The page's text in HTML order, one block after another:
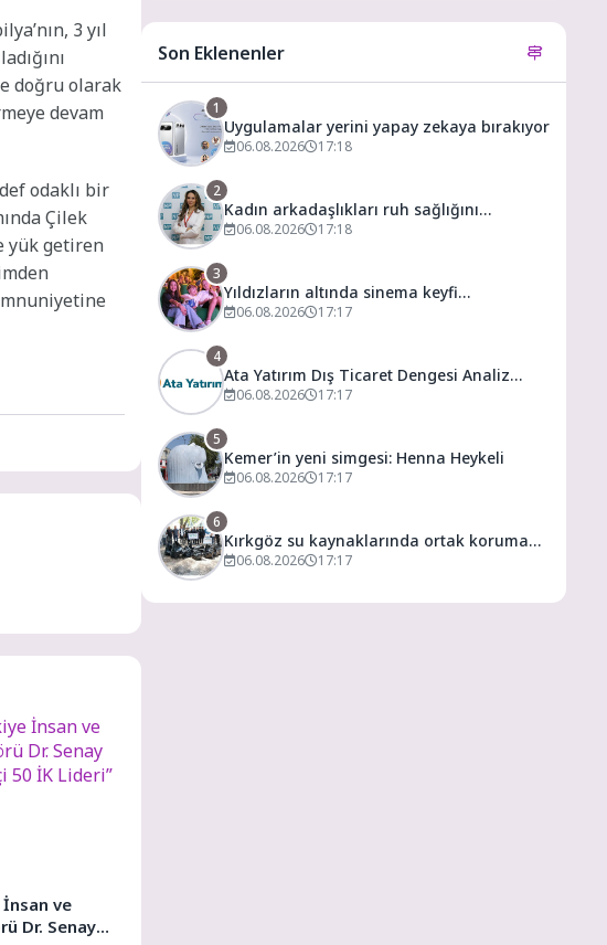
3 yıl
doğru olarak
devam
odaklı bir
Çilek
yük getiren
ve
Dr. Senay
Son Eklenenler
1
Uygulamalar yerini yapay zekaya bırakıyor
06.08.2026 17:18
2
Kadın arkadaşlıkları ruh sağlığını
güçlendiriyor!
06.08.2026 17:18
3
Yıldızların altında sinema keyfi
Ormanya’da
06.08.2026 17:17
4
Ata Yatırım Dış Ticaret Dengesi Analiz
Raporunu Yayımladı
06.08.2026 17:17
5
Kemer’in yeni simgesi: Henna Heykeli
06.08.2026 17:17
6
Kırkgöz su kaynaklarında ortak koruma
seferberliği
06.08.2026 17:17